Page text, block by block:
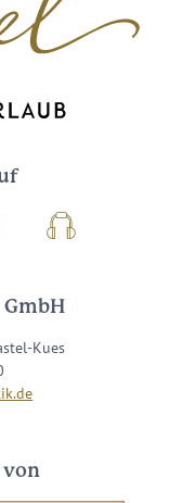
Podcast
Kues
von